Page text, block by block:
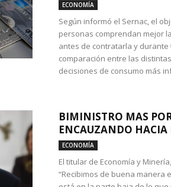
ECONOMÍA
Según informó el Sernac, el
personas comprendan mejor
antes de contratarla y durante
comparación entre las
decisiones de consumo más
BIMINISTRO MAS
ENCAUZANDO
ECONOMÍA
El titular de Economía y
“Recibimos de buena manera